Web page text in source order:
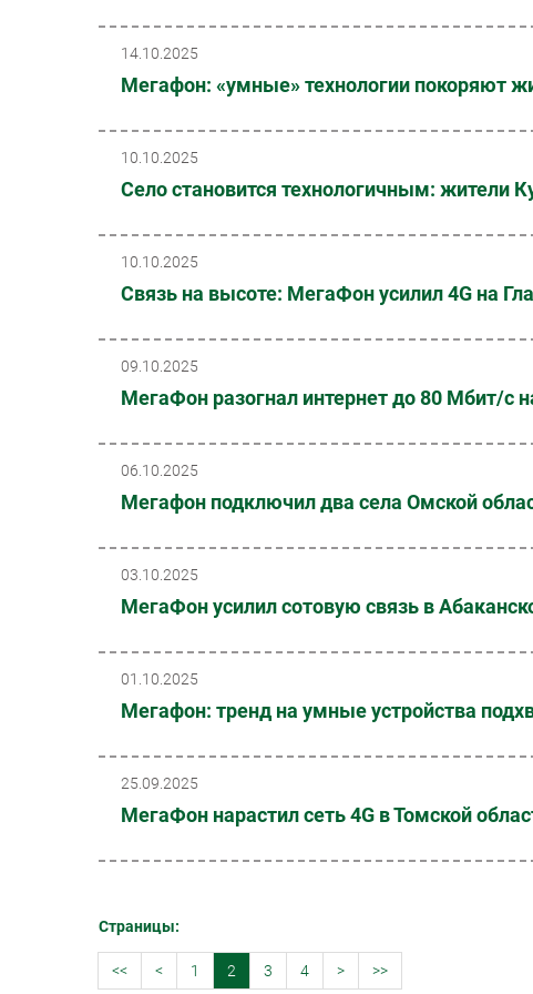
14.10.2025
Мегафон: «умные» технологии покоряют
10.10.2025
Село становится технологичным: жители
10.10.2025
Связь на высоте: МегаФон усилил 4G на
09.10.2025
МегаФон разогнал интернет до 80 Мбит/с
06.10.2025
Мегафон подключил два села Омской
03.10.2025
МегаФон усилил сотовую связь в
01.10.2025
Мегафон: тренд на умные устройства
25.09.2025
МегаФон нарастил сеть 4G в Томской
Страницы:
<< < 1 2 3 4 > >>